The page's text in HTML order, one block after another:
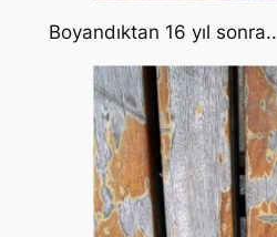
Boyandıktan 16 yıl sonra..